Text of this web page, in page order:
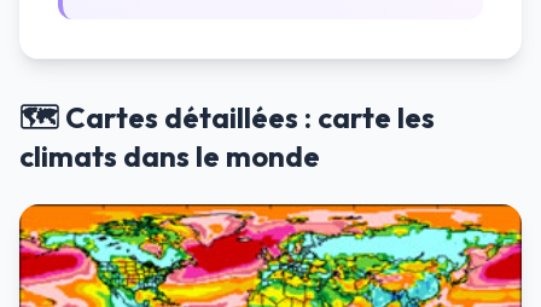
🗺️ Cartes détaillées : carte les
climats dans le monde